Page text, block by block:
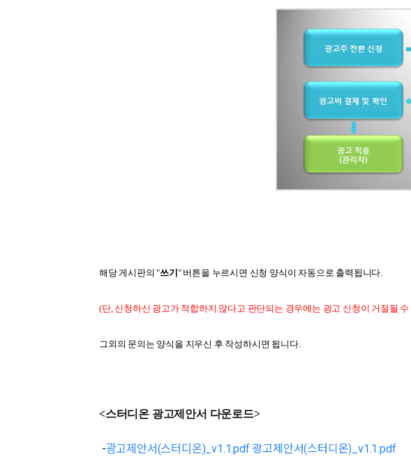
해당 게시판의 "쓰기 " 버튼을 누르시면 신청 양식이 자동으로 출력됩니다.
(단, 신청하신 광고가 적합하지 않다고 판단되는 경우에는 광고 신청이 거절될 수
그외의 문의는 양식을 지우신 후 작성하시면 됩니다.
<스터디온 광고제안서 다운로드>
-광고제안서(스터디온)_v1.1.pdf광고제안서(스터디온)_v1.1.pdf